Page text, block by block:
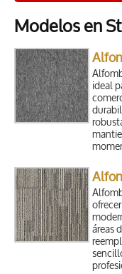
Modelos en
ideal
áreas